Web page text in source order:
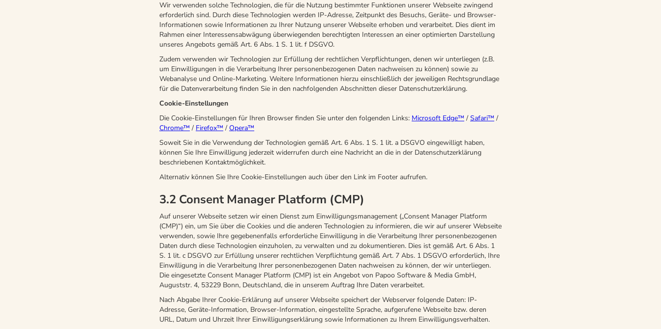
Wir verwenden solche Technologien, die für die Nutzung bestimmter Funktionen unserer Webseite zwingend
erforderlich sind. Durch diese Technologien werden IP-Adresse, Zeitpunkt des Besuchs, Geräte- und Browser-
Informationen sowie Informationen zu Ihrer Nutzung unserer Webseite erhoben und verarbeitet. Dies dient im
Rahmen einer Interessensabwägung überwiegenden berechtigten Interessen an einer optimierten Darstellung
unseres Angebots gemäß Art. 6 Abs. 1 S. 1 lit. f DSGVO.
Zudem verwenden wir Technologien zur Erfüllung der rechtlichen Verpflichtungen, denen wir unterliegen (z.B.
um Einwilligungen in die Verarbeitung Ihrer personenbezogenen Daten nachweisen zu können) sowie zu
Webanalyse und Online-Marketing. Weitere Informationen hierzu einschließlich der jeweiligen Rechtsgrundlage
für die Datenverarbeitung finden Sie in den nachfolgenden Abschnitten dieser Datenschutzerklärung.
Cookie-Einstellungen
Die Cookie-Einstellungen für Ihren Browser finden Sie unter den folgenden Links: Microsoft Edge™ / Safari™ /
Chrome™ / Firefox™ / Opera™
Soweit Sie in die Verwendung der Technologien gemäß Art. 6 Abs. 1 S. 1 lit. a DSGVO eingewilligt haben,
können Sie Ihre Einwilligung jederzeit widerrufen durch eine Nachricht an die in der Datenschutzerklärung
beschriebenen Kontaktmöglichkeit.
Alternativ können Sie Ihre Cookie-Einstellungen auch über den Link im Footer aufrufen.
3.2 Consent Manager Platform (CMP)
Auf unserer Webseite setzen wir einen Dienst zum Einwilligungsmanagement („Consent Manager Platform
(CMP)“) ein, um Sie über die Cookies und die anderen Technologien zu informieren, die wir auf unserer Webseite
verwenden, sowie Ihre gegebenenfalls erforderliche Einwilligung in die Verarbeitung Ihrer personenbezogenen
Daten durch diese Technologien einzuholen, zu verwalten und zu dokumentieren. Dies ist gemäß Art. 6 Abs. 1
S. 1 lit. c DSGVO zur Erfüllung unserer rechtlichen Verpflichtung gemäß Art. 7 Abs. 1 DSGVO erforderlich, Ihre
Einwilligung in die Verarbeitung Ihrer personenbezogenen Daten nachweisen zu können, der wir unterliegen.
Die eingesetzte Consent Manager Platform (CMP) ist ein Angebot von Papoo Software & Media GmbH,
Auguststr. 4, 53229 Bonn, Deutschland, die in unserem Auftrag Ihre Daten verarbeitet.
Nach Abgabe Ihrer Cookie-Erklärung auf unserer Webseite speichert der Webserver folgende Daten: IP-
Adresse, Geräte-Information, Browser-Information, eingestellte Sprache, aufgerufene Webseite bzw. deren
URL, Datum und Uhrzeit Ihrer Einwilligungserklärung sowie Informationen zu Ihrem Einwilligungsverhalten.